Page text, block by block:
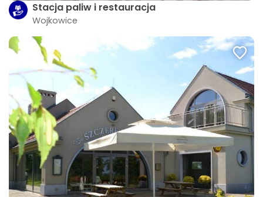
Stacja paliw i restauracja
Wojkowice